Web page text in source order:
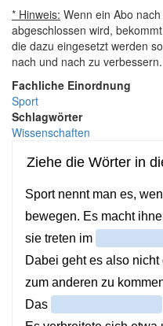
* Hinweis: Wenn ein Abo
abgeschlossen wird,
die dazu eingesetzt werden
nach und nach zu
Fachliche Einordnung
Sport
Schlagwörter
Wissenschaften